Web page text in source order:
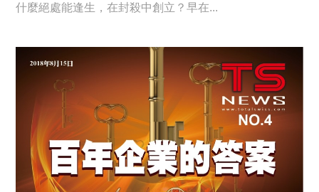
什麼絕處能逢生，在封殺中創立？早在...